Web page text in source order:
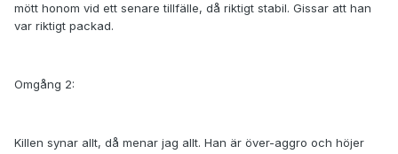
mött honom vid ett senare tillfälle, då riktigt stabil. Gissar att han
var riktigt packad.
Omgång 2:
Killen synar allt, då menar jag allt. Han är över-aggro och höjer